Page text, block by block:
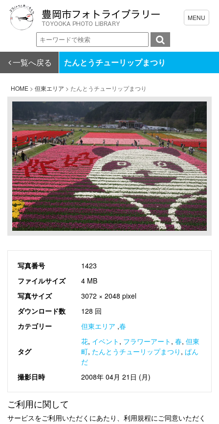
一覧へ戻る たんとうチューリップまつり
HOME > 但東エリア > たんとうチューリップまつり
写真番号
1423
ファイルサイズ
4 MB
写真サイズ
3072 × 2048 pixel
ダウンロード数
128 回
カテゴリー
但東エリア ,春
タグ
花, イベント , フラワーアート , 春, 但東
町, たんとうチューリップまつり , ぱん
だ
撮影日時
2008年 04月 21日 (月)
ご利用に関して
サービスをご利用いただくにあたり、利用規程にご同意いただく